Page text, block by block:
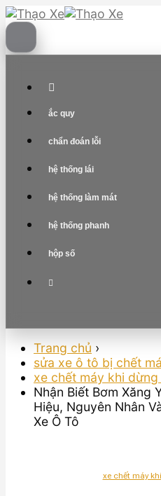
Skip
to
content
ắc quy
chẩn đoán lỗi
hệ thống lái
hệ thống làm mát
hệ thống phanh
hộp số
Trang chủ ›
sửa xe ô tô bị chết
xe chết máy khi
Nhận Biết Bơm Xăng
Hiệu, Nguyên Nhân
Xe Ô Tô
xe chết máy